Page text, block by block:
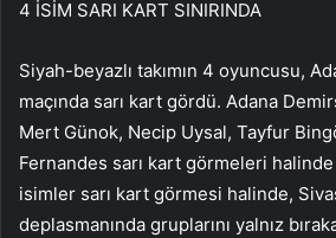
4 İSİM SARI KART SINIRINDA
Siyah-beyazlı takımın 4 oyuncusu,
maçında sarı kart gördü. Adana
Mert Günok, Necip Uysal, Tayfur
Fernandes sarı kart görmeleri halinde
isimler sarı kart görmesi halinde,
deplasmanında gruplarını yalnız